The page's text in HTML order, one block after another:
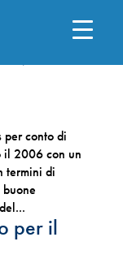
per conto di
il 2006 con un
termini di
per il